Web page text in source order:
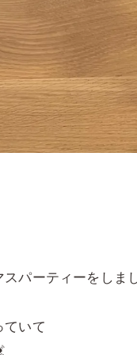
パーティーをしま
ていて